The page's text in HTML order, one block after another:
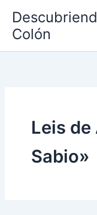
contenido
Colón
Leis
Sabio»